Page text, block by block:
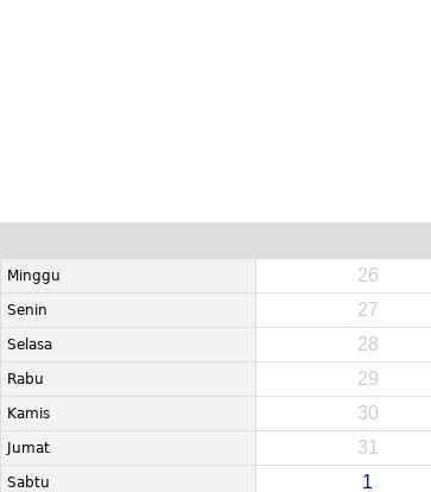
Minggu 26
Senin 27
Selasa 28
Rabu 29
Kamis 30
Jumat 31
Sabtu 1